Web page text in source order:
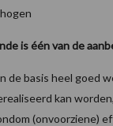
is één van de
de basis heel goed
kan
(onvoorziene)